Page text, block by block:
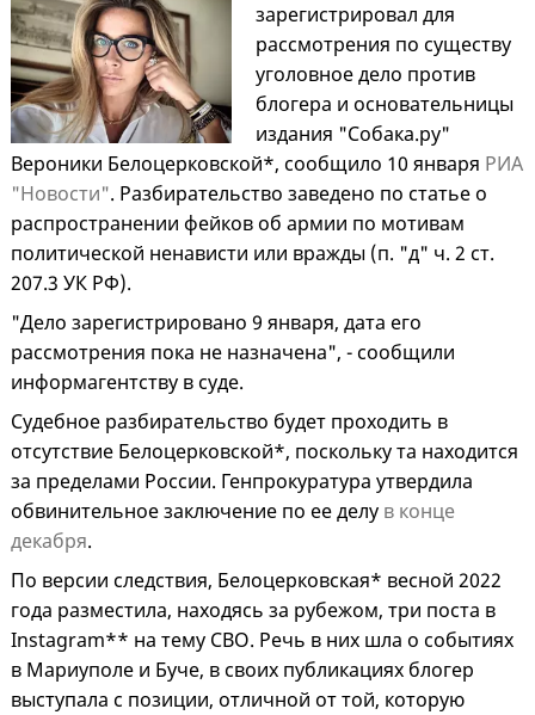
зарегистрировал для
рассмотрения по существу
уголовное дело против
блогера и основательницы
издания "Собака.ру"
Вероники Белоцерковской*, сообщило 10 января РИА
"Новости". Разбирательство заведено по статье о
распространении фейков об армии по мотивам
политической ненависти или вражды (п. "д" ч. 2 ст.
207.3 УК РФ).
"Дело зарегистрировано 9 января, дата его
рассмотрения пока не назначена", - сообщили
информагентству в суде.
Судебное разбирательство будет проходить в
отсутствие Белоцерковской*, поскольку та находится
за пределами России. Генпрокуратура утвердила
обвинительное заключение по ее делу в конце
декабря.
По версии следствия, Белоцерковская* весной 2022
года разместила, находясь за рубежом, три поста в
Instagram** на тему СВО. Речь в них шла о событиях
в Мариуполе и Буче, в своих публикациях блогер
выступала с позиции, отличной от той, которую